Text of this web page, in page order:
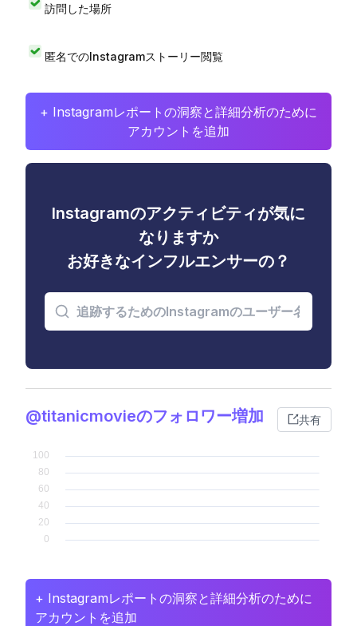
訪問した場所
匿名でのInstagramストーリー閲覧
+ Instagramレポートの洞察と詳細分析のために
アカウントを追加
Instagramのアクティビティが気に
なりますか
お好きなインフルエンサーの？
@titanicmovieのフォロワー増加 共有
+ Instagramレポートの洞察と詳細分析のために
アカウントを追加